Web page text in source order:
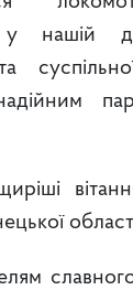
у нашій
та